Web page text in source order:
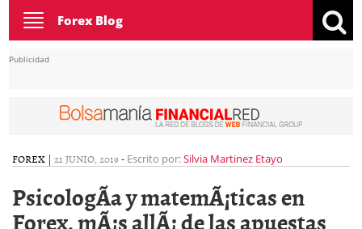
Toggle
navigation
Forex Blog
Publicidad
FOREX | 21 JUNIO, 2019- Escrito por:Silvia Martinez Etayo
PsicologÃ­a y matemÃ¡ticas en
Forex, mÃ¡s allÃ¡ de las apuestas